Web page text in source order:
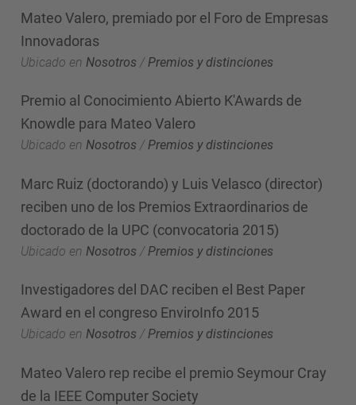
Mateo Valero, premiado por el Foro de Empresas
Innovadoras
Ubicado en Nosotros / Premios y distinciones
Premio al Conocimiento Abierto K'Awards de
Knowdle para Mateo Valero
Ubicado en Nosotros /Premios y distinciones
Marc Ruiz (doctorando) y Luis Velasco (director)
reciben uno de los Premios Extraordinarios de
doctorado de la UPC (convocatoria 2015)
Ubicado en Nosotros / Premios y distinciones
Investigadores del DAC reciben el Best Paper
Award en el congreso EnviroInfo 2015
Ubicado en Nosotros /Premios y distinciones
Mateo Valero rep recibe el premio Seymour Cray
de la IEEE Computer Society